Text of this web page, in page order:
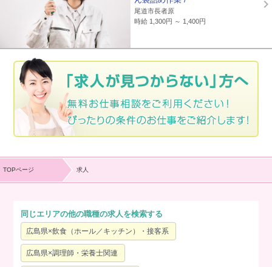
尾道市長者原
時給 1,300円 ～ 1,400円
TOPページ 求人
同じエリアの他の職種の求人を検索する
広島県×飲食（ホール／キッチン）・接客系
広島県×調理師・栄養士関連